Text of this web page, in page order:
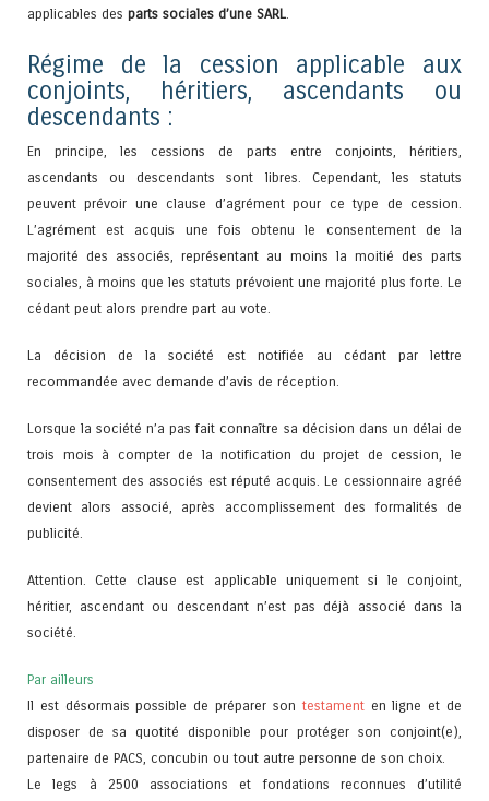
applicables des parts sociales d’une SARL.
Régime de la cession applicable aux
conjoints, héritiers, ascendants ou
descendants :
En principe, les cessions de parts entre conjoints, héritiers,
ascendants ou descendants sont libres. Cependant, les statuts
peuvent prévoir une clause d’agrément pour ce type de cession.
L’agrément est acquis une fois obtenu le consentement de la
majorité des associés, représentant au moins la moitié des parts
sociales, à moins que les statuts prévoient une majorité plus forte. Le
cédant peut alors prendre part au vote.
La décision de la société est notifiée au cédant par lettre
recommandée avec demande d’avis de réception.
Lorsque la société n’a pas fait connaître sa décision dans un délai de
trois mois à compter de la notification du projet de cession, le
consentement des associés est réputé acquis. Le cessionnaire agréé
devient alors associé, après accomplissement des formalités de
publicité.
Attention. Cette clause est applicable uniquement si le conjoint,
héritier, ascendant ou descendant n’est pas déjà associé dans la
société.
Par ailleurs
Il est désormais possible de préparer son testamenten ligne et de
disposer de sa quotité disponible pour protéger son conjoint(e),
partenaire de PACS, concubin ou tout autre personne de son choix.
Le legs à 2500 associations et fondations reconnues d’utilité